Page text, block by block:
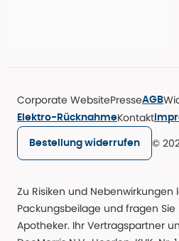
Corporate WebsitePresseAGB
Elektro-RücknahmeKontakt
Bestellung widerrufen ©
Zu Risiken und Nebenwirkungen
Packungsbeilage und fragen Sie
Apotheker. Ihr Vertragspartner